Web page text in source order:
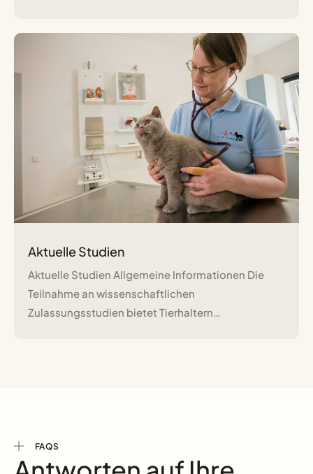
Aktuelle Studien
Aktuelle Studien Allgemeine Informationen Die
Teilnahme an wissenschaftlichen
Zulassungsstudien bietet Tierhaltern…
FAQS